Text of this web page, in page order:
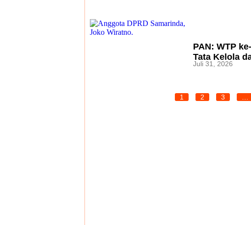
PAN: WTP
Tata Kelola
Juli 31, 2026
1 2 3